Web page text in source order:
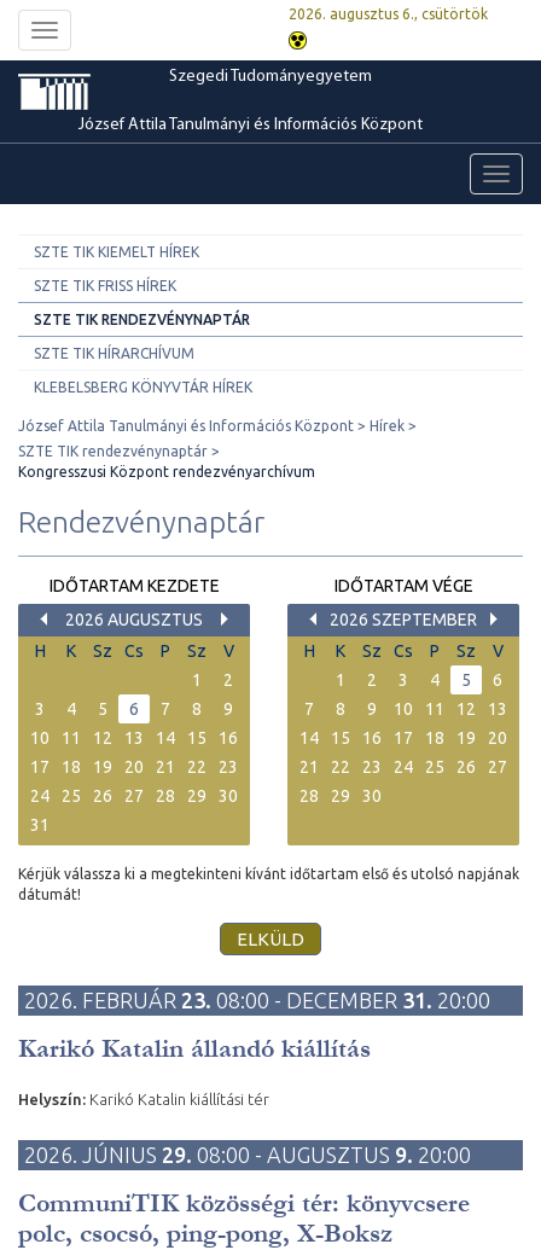
Toggle
navigation
2026. augusztus 6., csütörtök
Szegedi Tudományegyetem
József Attila Tanulmányi és Információs Központ
SZTE TIK KIEMELT HÍREK
SZTE TIK FRISS HÍREK
SZTE TIK RENDEZVÉNYNAPTÁR
SZTE TIK HÍRARCHÍVUM
KLEBELSBERG KÖNYVTÁR HÍREK
József Attila Tanulmányi és Információs Központ
Hírek
SZTE TIK rendezvénynaptár
Kongresszusi Központ rendezvényarchívum
Rendezvénynaptár
IDŐTARTAM KEZDETE
2026 AUGUSZTUS
H
K Sz Cs P Sz
V
1
2
3
4 5 6 7 8
9
10
11 12 13 14 15
16
17
18 19 20 21 22
23
24
25 26 27 28 29
30
31
IDŐTARTAM VÉGE
2026 SZEPTEMBER
H
K Sz Cs P Sz
V
1
2 3 4 5
6
7
8 9 10 11 12
13
14
15 16 17 18 19
20
21
22 23 24 25 26
27
28
29 30
Kérjük válassza ki a megtekinteni kívánt időtartam első és utolsó napjának
dátumát!
2026. FEBRUÁR 23. 08:00 - DECEMBER 31. 20:00
Karikó Katalin állandó kiállítás
Helyszín: Karikó Katalin kiállítási tér
2026. JÚNIUS 29. 08:00 - AUGUSZTUS 9. 20:00
CommuniTIK közösségi tér: könyvcsere
polc, csocsó, ping-pong, X-Boksz